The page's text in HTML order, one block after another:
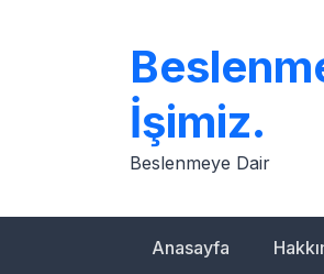
İşimiz.
Beslenmeye Dair
Anasayfa